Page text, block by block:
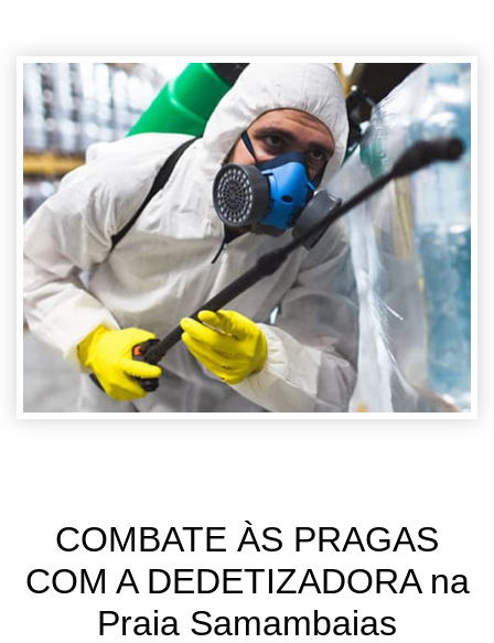
COMBATE ÀS PRAGAS
COM A DEDETIZADORA na
Praia Samambaias